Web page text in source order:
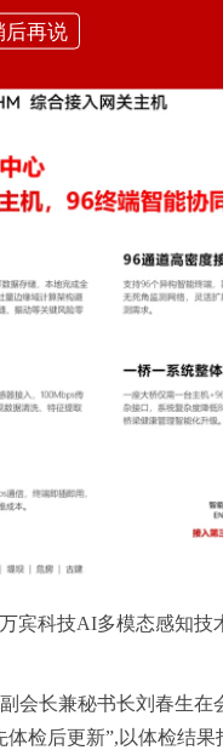
宾科技AI多模态感知技
会长兼秘书长刘春生在
检后更新”,以体检结果
后再说